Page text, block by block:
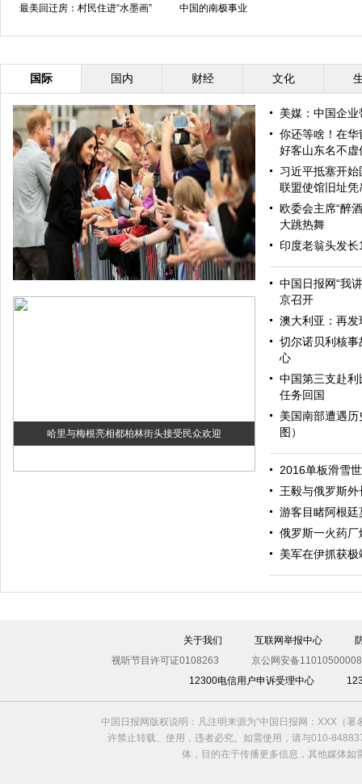
最美回迁房：村民住进“水墨画” 中国的南极事业
国际 国内 财经 文化
哈里与梅根亮相都柏林街头接受民众欢迎
美媒：中国企
你还等啥！在
好客山东名不虚
习近平抵塞开
联盟使馆旧址凭
欧委会主席“醉
大跳热舞
印度老翁头发
中国日报网“我
京召开
澳大利亚：再
切尔诺贝利核
心
中国第三支赴
任务回国
美国南部遭遇
图）
2016单板滑雪
王毅与俄罗斯
游客目睹阿根
俄罗斯一火药
美军在伊抓获极
关于我们 互联网举报中心
视听节目许可证0108263
京公网安备
12300电信用户申诉受理中心
中国日报网版权说明：凡注明来源为“中国日报网：XXX（
许禁止转载、使用，违者必究。如需使用，请与010-
体，目的在于传播更多信息，其他媒体